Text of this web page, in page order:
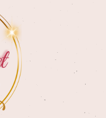
dans votre hébergement.